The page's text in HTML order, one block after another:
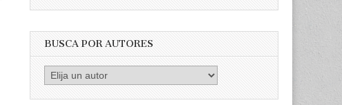
BUSCA POR AUTORES
Busca
por